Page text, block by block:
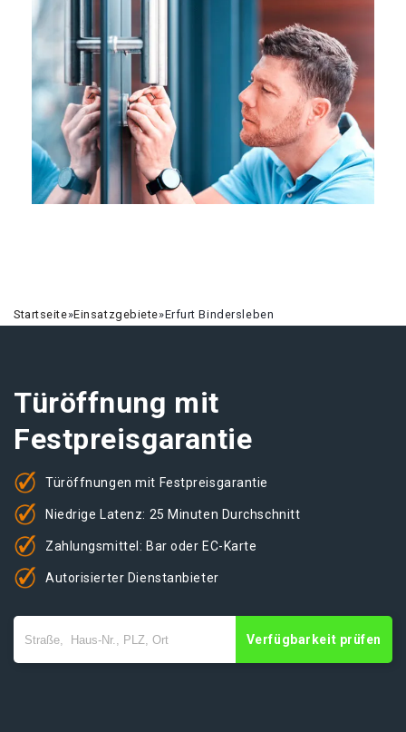
Startseite»Einsatzgebiete»Erfurt Bindersleben
Türöffnung mit
Festpreisgarantie
Türöffnungen mit Festpreisgarantie
Niedrige Latenz: 25 Minuten Durchschnitt
Zahlungsmittel: Bar oder EC-Karte
Autorisierter Dienstanbieter
Verfügbarkeit prüfen